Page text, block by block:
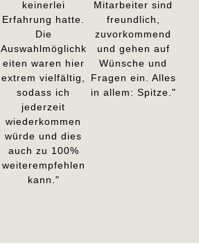
keinerlei
Erfahrung hatte.
Die
Auswahlmöglichk
eiten waren hier
extrem vielfältig,
sodass ich
jederzeit
wiederkommen
würde und dies
auch zu 100%
weiterempfehlen
kann."
Mitarbeiter sind
freundlich,
zuvorkommend
und gehen auf
Wünsche und
Fragen ein. Alles
in allem: Spitze."